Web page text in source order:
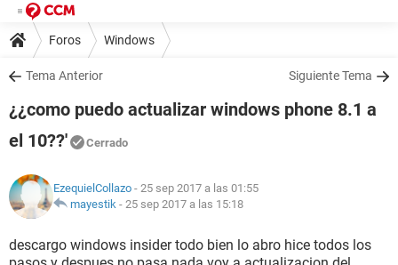
Foros Windows
Tema Anterior Siguiente Tema
¿¿como puedo actualizar windows phone 8.1 a
el 10??'
Cerrado
EzequielCollazo - 25 sep 2017 a las 01:55
mayestik - 25 sep 2017 a las 15:18
descargo windows insider todo bien lo abro hice todos los